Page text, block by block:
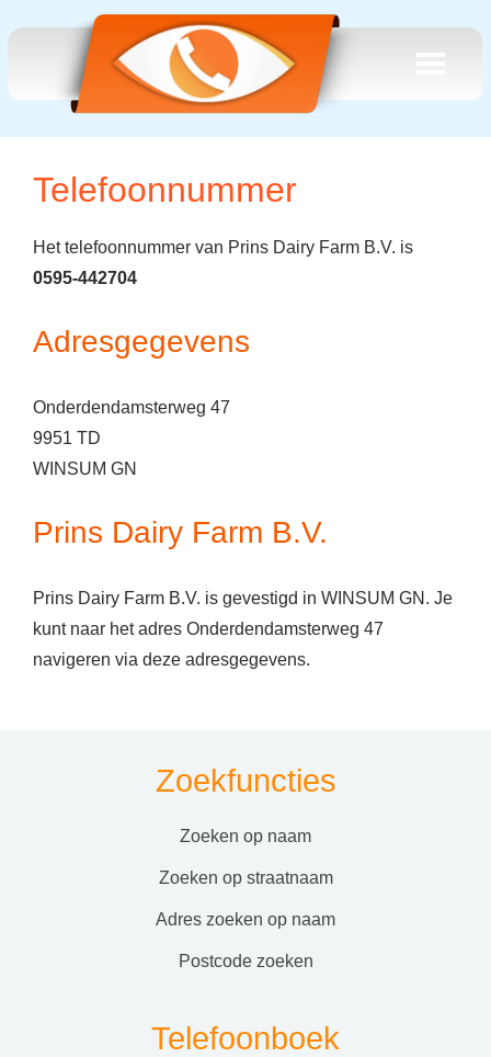
Telefoonnummer
Het telefoonnummer van Prins Dairy Farm B.V. is
0595-442704
Adresgegevens
Onderdendamsterweg 47
9951 TD
WINSUM GN
Prins Dairy Farm B.V.
Prins Dairy Farm B.V. is gevestigd in WINSUM GN. Je
kunt naar het adres Onderdendamsterweg 47
navigeren via deze adresgegevens.
Zoekfuncties
zoeken op naam
zoeken op straatnaam
adres zoeken op naam
postcode zoeken
Telefoonboek